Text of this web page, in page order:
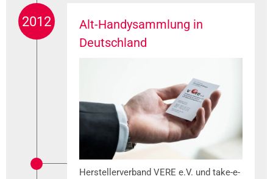
2012
Alt-Handysammlung in
Deutschland
Herstellerverband VERE e.V. und take-e-